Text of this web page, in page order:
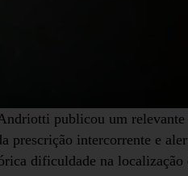
publicou um
prescrição intercorrente e
dificuldade na localização